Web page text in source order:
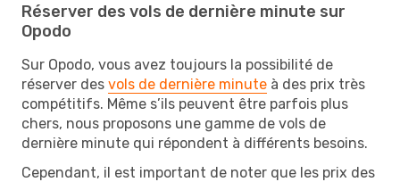
Réserver des vols de dernière minute sur
Opodo
Sur Opodo, vous avez toujours la possibilité de
réserver des vols de dernière minute à des prix très
compétitifs. Même s’ils peuvent être parfois plus
chers, nous proposons une gamme de vols de
dernière minute qui répondent à différents besoins.
Cependant, il est important de noter que les prix des